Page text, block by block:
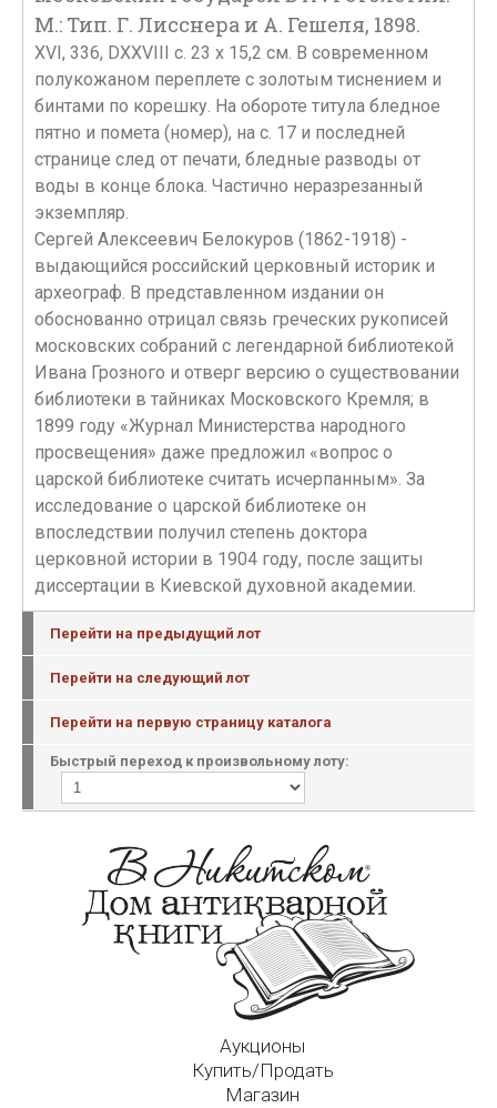
М.: Тип. Г. Лисснера и А. Гешеля, 1898.
XVI, 336, DXXVIII с. 23 х 15,2 см. В современном
полукожаном переплете с золотым тиснением и
бинтами по корешку. На обороте титула бледное
пятно и помета (номер), на с. 17 и последней
странице след от печати, бледные разводы от
воды в конце блока. Частично неразрезанный
экземпляр.
Сергей Алексеевич Белокуров (1862-1918) -
выдающийся российский церковный историк и
археограф. В представленном издании он
обоснованно отрицал связь греческих рукописей
московских собраний с легендарной библиотекой
Ивана Грозного и отверг версию о существовании
библиотеки в тайниках Московского Кремля; в
1899 году «Журнал Министерства народного
просвещения» даже предложил «вопрос о
царской библиотеке считать исчерпанным». За
исследование о царской библиотеке он
впоследствии получил степень доктора
церковной истории в 1904 году, после защиты
диссертации в Киевской духовной академии.
Перейти на предыдущий лот
Перейти на следующий лот
Перейти на первую страницу каталога
Быстрый переход к произвольному лоту:
Аукционы
Купить/Продать
Магазин